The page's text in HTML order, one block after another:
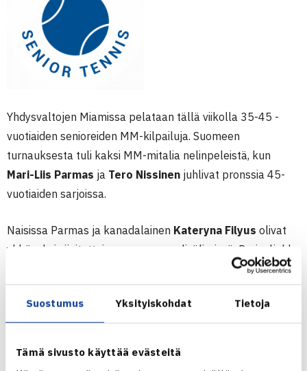
Suostumus Yksityiskohdat Tietoja
Tämä sivusto käyttää evästeitä
Yhdysvaltojen Miamissa pelataan tällä viikolla 35-45 -
vuotiaiden senioreiden MM-kilpailuja. Suomeen
turnauksesta tuli kaksi MM-mitalia nelinpeleistä, kun
Mari-Liis Parmas ja Tero Nissinen juhlivat pronssia 45-
vuotiaiden sarjoissa.
Naisissa Parmas ja kanadalainen Kateryna Filyus olivat
ykköseksi sijoitettuina suoraan puolivälierissä. Parivaljakko
eteni mitalipeleihin voitolla australialaisparistaRenae
Aron-Dawson/Simona Faircloughlukemin 6-2, 6-0.
Välierässä Parmas/Filyus joutuivat tunnustamaan
neljänneksi sijoitetut italialaisetValentina Padulanja
Silvia Sannan paremmikseen erin 1-6, 1-6. Miehissä